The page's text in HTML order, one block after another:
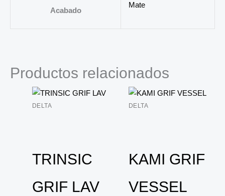
Acabado
Mate
Productos relacionados
DELTA
TRINSIC
GRIF LAV
DELTA
KAMI GRIF
VESSEL